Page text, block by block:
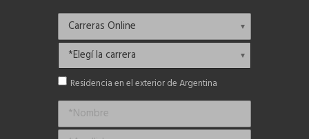
Residencia en el exterior de Argentina